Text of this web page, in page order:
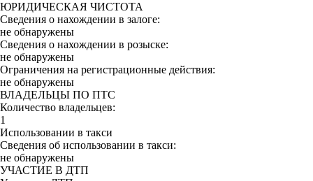
ЮРИДИЧЕСКАЯ ЧИСТОТА
Сведения о нахождении в залоге:
не обнаружены
Сведения о нахождении в розыске:
не обнаружены
Ограничения на регистрационные действия:
не обнаружены
ВЛАДЕЛЬЦЫ ПО ПТС
Количество владельцев:
1
Использовании в такси
Сведения об использовании в такси:
не обнаружены
УЧАСТИЕ В ДТП